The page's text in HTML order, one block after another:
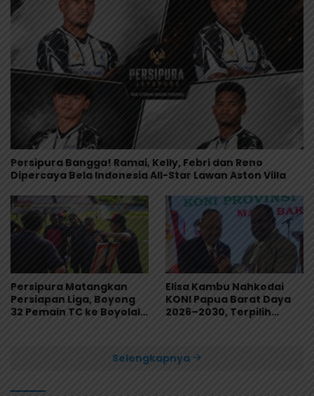
Persipura Bangga! Ramai, Kelly, Febri dan Reno
Dipercaya Bela Indonesia All-Star Lawan Aston Villa
Persipura Matangkan
Persiapan Liga, Boyong
32 Pemain TC ke Boyolali
Elisa Kambu Nahkodai
KONI Papua Barat Daya
2026–2030, Terpilih
Selengkapnya